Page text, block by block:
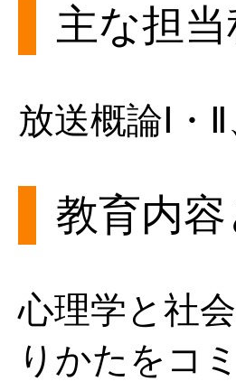
主な担当
放送概論Ⅰ・
教育内
心理学と社
りかたをコ